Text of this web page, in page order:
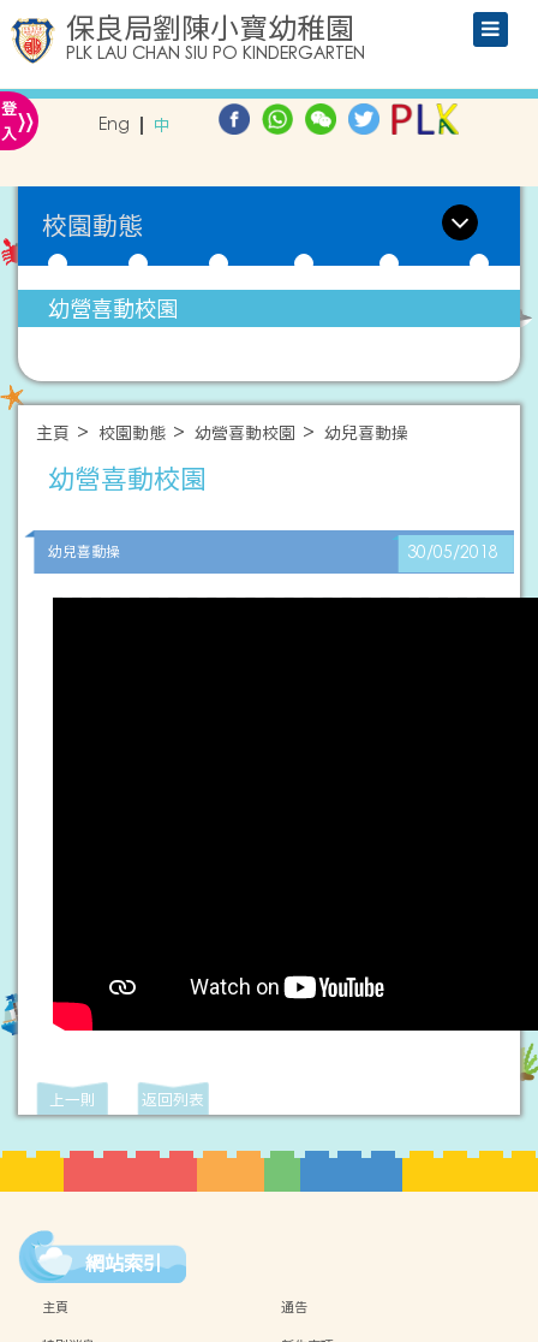
保良局劉陳小寶幼稚園
PLK LAU CHAN SIU PO KINDERGARTEN
登
入» Eng 中
校園動態
幼營喜動校園
主頁 校園動態 幼營喜動校園 幼兒喜動操
幼營喜動校園
幼兒喜動操 30/05/2018
上一則 返回列表
網站索引
主頁
通告